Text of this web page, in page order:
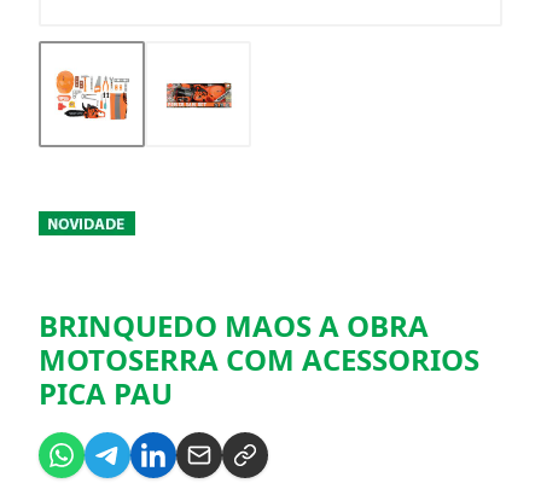
BRINQUEDO MAOS A OBRA
MOTOSERRA COM ACESSORIOS
PICA PAU